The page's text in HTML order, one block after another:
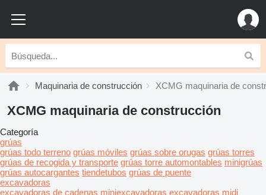
Maquinaria de construcción XCMG maquinaria de
XCMG maquinaria de construcción
Categoría
grúas
grúas todo terreno grúas móviles grúas sobre orugas grúas torres
grúas de recogida y transporte grúas torre automontables minigrúas
grúas autocargantes tiendetubos grúas de puente
excavadoras
excavadoras de cadenas miniexcavadoras excavadoras midi